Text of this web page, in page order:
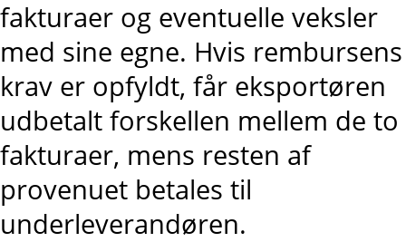
fakturaer og eventuelle veksler
med sine egne. Hvis rembursens
krav er opfyldt, får eksportøren
udbetalt forskellen mellem de to
fakturaer, mens resten af
provenuet betales til
underleverandøren.